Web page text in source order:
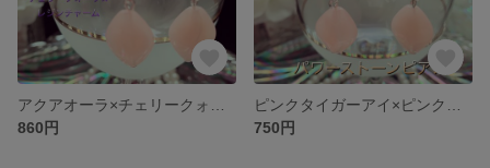
860円
750円